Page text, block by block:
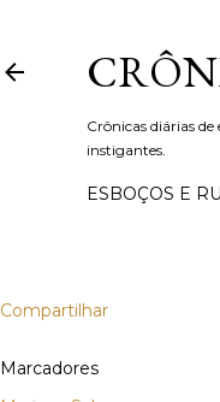
Crônicas diárias
instigantes.
ESBOÇOS E
Compartilhar
Marcadores